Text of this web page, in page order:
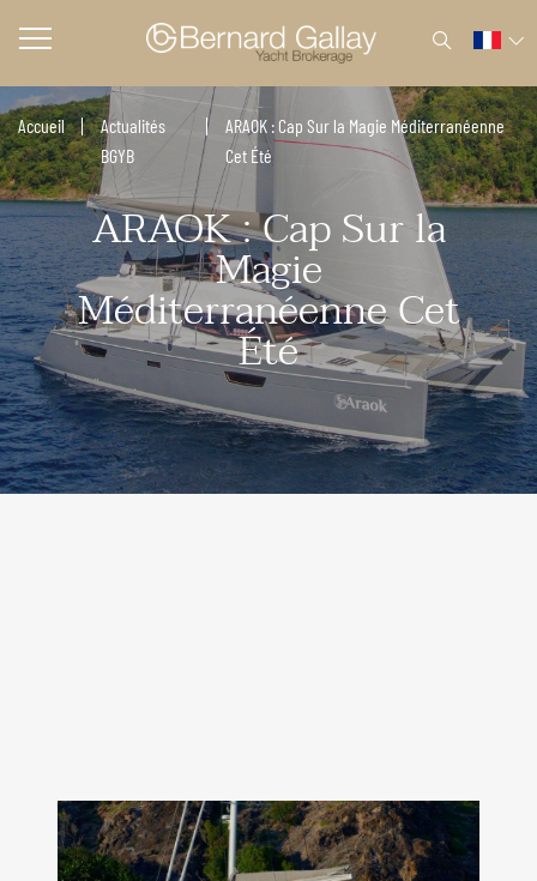
Accueil
Actualités
BGYB
ARAOK : Cap Sur la Magie Méditerranéenne
Cet Été
ARAOK : Cap Sur la
Magie
Méditerranéenne Cet
Été